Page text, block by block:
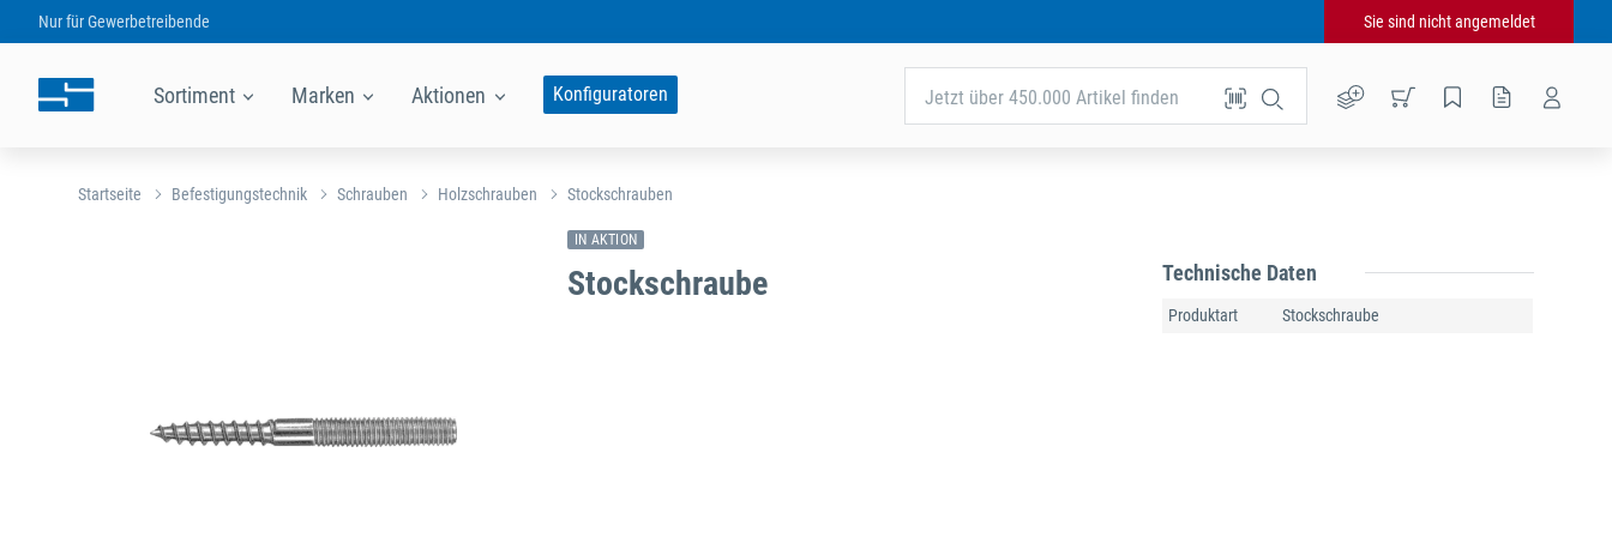
Nur fürGewerbetreibende Sie sind nicht angemeldet
Sortiment Marken Aktionen Konfiguratoren Jetzt über 450.000 Artikel finden
Startseite Befestigungstechnik Schrauben Holzschrauben Stockschrauben
IN AKTION
Stockschraube Technische Daten
Produktart Stockschraube